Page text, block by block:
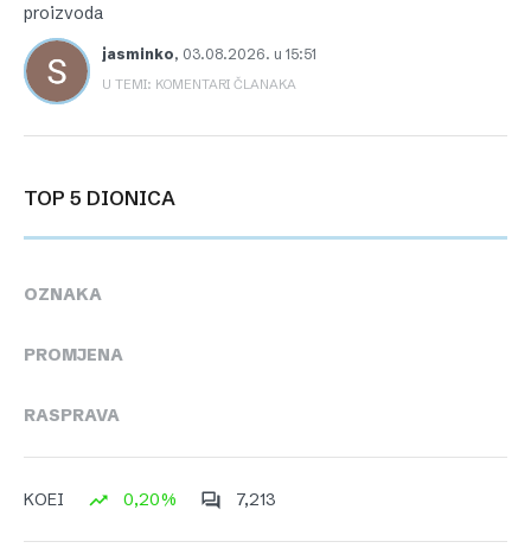
proizvoda
jasminko, 03.08.2026. u 15:51
U TEMI: KOMENTARI ČLANAKA
TOP 5 DIONICA
OZNAKA
PROMJENA
RASPRAVA
KOEI 0,20% 7,213